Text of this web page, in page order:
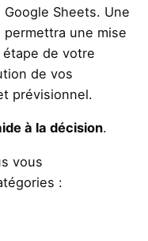
Sheets. Une
une mise
de votre
de vos
prévisionnel.
à la décision.
vous
: